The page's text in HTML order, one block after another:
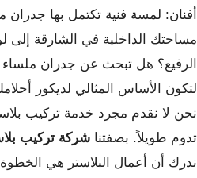
أفنان: لمسة فنية تكتمل بها
مساحتك الداخلية في الشارقة إلى
الرفيع؟ هل تبحث عن جدران
لتكون الأساس المثالي لديكور
نحن لا نقدم مجرد خدمة تركيب
تدوم طويلاً. بصفتنا شركة تركيب
ندرك أن أعمال البلاستر هي